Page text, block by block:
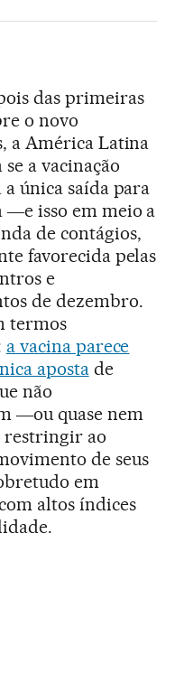
das primeiras
o novo
a América Latina
a vacinação
a única saída para
―e isso em meio a
de contágios,
favorecida pelas
e
de dezembro.
termos
a vacina parece
apostade
não
―ou quase nem
ao
de seus
em
altos índices